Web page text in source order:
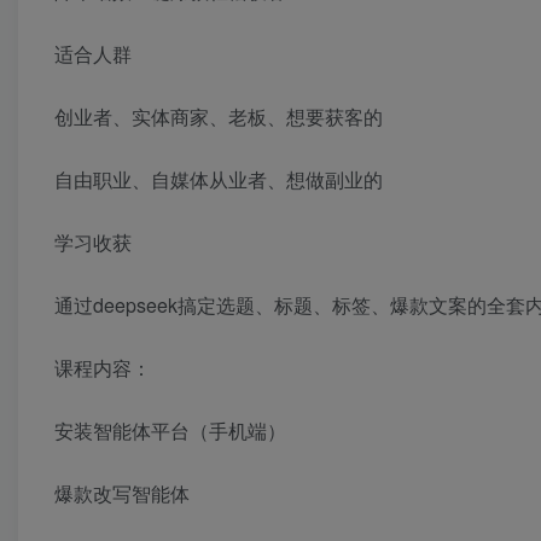
适合人群
创业者、实体商家、老板、想要获客的
自由职业、自媒体从业者、想做副业的
学习收获
通过deepseek搞定选题、标题、标签、爆款文案的全套内
课程内容：
安装智能体平台（手机端）
爆款改写智能体